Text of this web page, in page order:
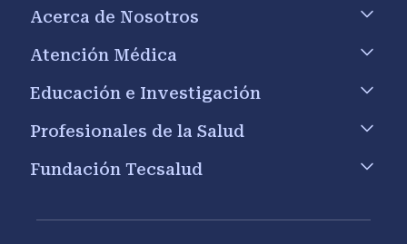
Acerca de Nosotros
Atención Médica
Educación e Investigación
Profesionales de la Salud
Fundación Tecsalud